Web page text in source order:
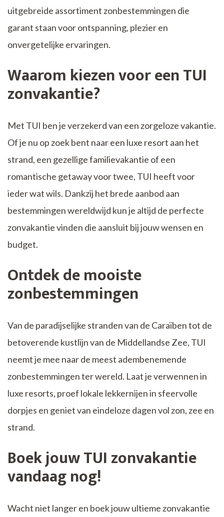
uitgebreide assortiment zonbestemmingen die
garant staan voor ontspanning, plezier en
onvergetelijke ervaringen.
Waarom kiezen voor een TUI
zonvakantie?
Met TUI ben je verzekerd van een zorgeloze vakantie.
Of je nu op zoek bent naar een luxe resort aan het
strand, een gezellige familievakantie of een
romantische getaway voor twee, TUI heeft voor
ieder wat wils. Dankzij het brede aanbod aan
bestemmingen wereldwijd kun je altijd de perfecte
zonvakantie vinden die aansluit bij jouw wensen en
budget.
Ontdek de mooiste
zonbestemmingen
Van de paradijselijke stranden van de Caraïben tot de
betoverende kustlijn van de Middellandse Zee, TUI
neemt je mee naar de meest adembenemende
zonbestemmingen ter wereld. Laat je verwennen in
luxe resorts, proef lokale lekkernijen in sfeervolle
dorpjes en geniet van eindeloze dagen vol zon, zee en
strand.
Boek jouw TUI zonvakantie
vandaag nog!
Wacht niet langer en boek jouw ultieme zonvakantie